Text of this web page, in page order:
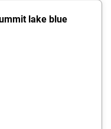
lake blue